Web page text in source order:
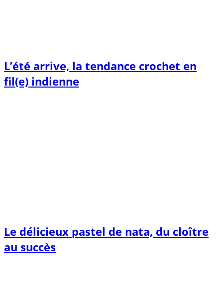
L’été arrive, la tendance crochet en
fil(e) indienne
Le délicieux pastel de nata, du cloître
au succès